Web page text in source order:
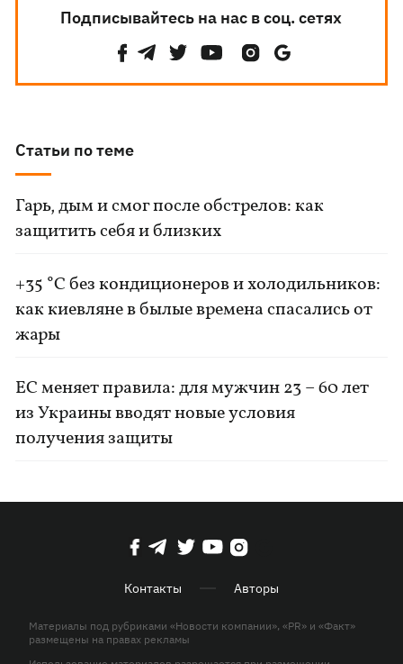
Подписывайтесь на нас в соц. сетях
Статьи по теме
Гарь, дым и смог после обстрелов: как
защитить себя и близких
+35 °C без кондиционеров и холодильников:
как киевляне в былые времена спасались от
жары
ЕС меняет правила: для мужчин 23 – 60 лет
из Украины вводят новые условия
получения защиты
Контакты Авторы
Материалы под рубриками «Новости компании», «PR» и «Факт»
размещены на правах рекламы